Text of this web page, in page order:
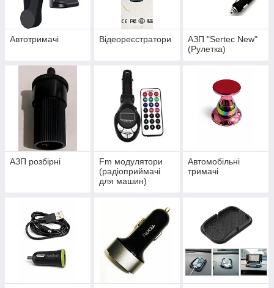
Автотримачі Відеореєстратори
АЗП "Sertec New"
(Рулетка)
АЗП розбірні
Fm модулятори
(радіоприймачі
для машин)
Автомобільні
тримачі